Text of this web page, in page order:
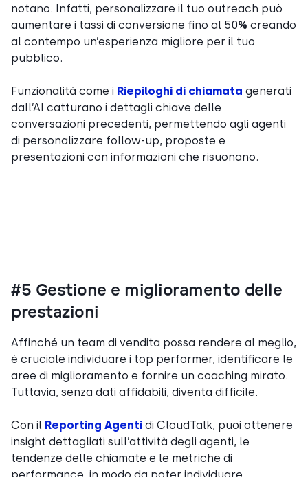
notano. Infatti, personalizzare il tuo outreach può
aumentare i tassi di conversione fino al 50% creando
al contempo un’esperienza migliore per il tuo
pubblico.
Funzionalità come i Riepiloghi di chiamata generati
dall’AI catturano i dettagli chiave delle
conversazioni precedenti, permettendo agli agenti
di personalizzare follow-up, proposte e
presentazioni con informazioni che risuonano.
#5 Gestione e miglioramento delle
prestazioni
Affinché un team di vendita possa rendere al meglio,
è cruciale individuare i top performer, identificare le
aree di miglioramento e fornire un coaching mirato.
Tuttavia, senza dati affidabili, diventa difficile.
Con il Reporting Agenti di CloudTalk, puoi ottenere
insight dettagliati sull’attività degli agenti, le
tendenze delle chiamate e le metriche di